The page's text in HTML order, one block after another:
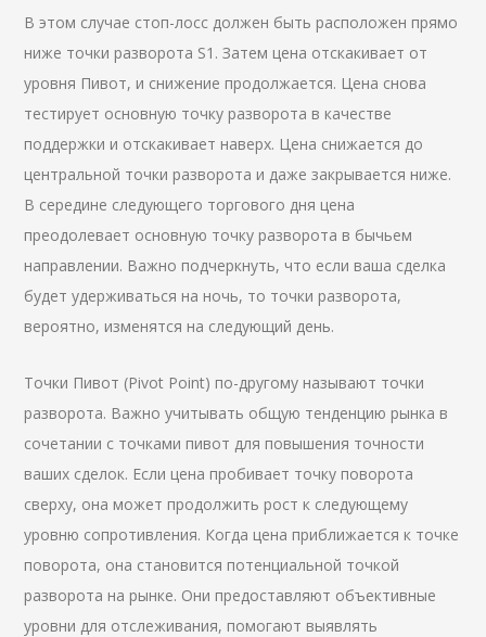
В этом случае стоп-лосс должен быть расположен прямо
ниже точки разворота S1. Затем цена отскакивает от
уровня Пивот, и снижение продолжается. Цена снова
тестирует основную точку разворота в качестве
поддержки и отскакивает наверх. Цена снижается до
центральной точки разворота и даже закрывается ниже.
В середине следующего торгового дня цена
преодолевает основную точку разворота в бычьем
направлении. Важно подчеркнуть, что если ваша сделка
будет удерживаться на ночь, то точки разворота,
вероятно, изменятся на следующий день.
Точки Пивот (Pivot Point) по-другому называют точки
разворота. Важно учитывать общую тенденцию рынка в
сочетании с точками пивот для повышения точности
ваших сделок. Если цена пробивает точку поворота
сверху, она может продолжить рост к следующему
уровню сопротивления. Когда цена приближается к точке
поворота, она становится потенциальной точкой
разворота на рынке. Они предоставляют объективные
уровни для отслеживания, помогают выявлять